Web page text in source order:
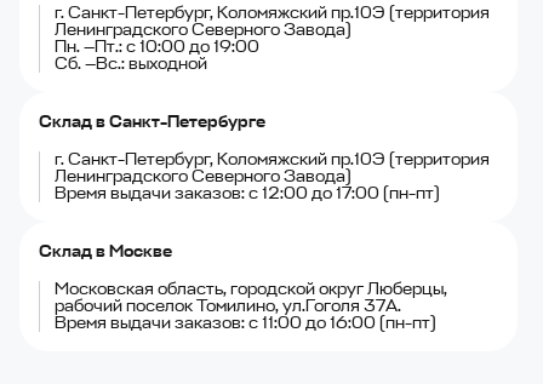
г. Санкт-Петербург, Коломяжский пр.10Э (территория
Ленинградского Северного Завода)
Пн. —Пт.: с 10:00 до 19:00
Сб. —Вс.: выходной
Склад в Санкт-Петербурге
г. Санкт-Петербург, Коломяжский пр.10Э (территория
Ленинградского Северного Завода)
Время выдачи заказов: с 12:00 до 17:00 (пн-пт)
Склад в Москве
Московская область, городской округ Люберцы,
рабочий поселок Томилино, ул.Гоголя 37А.
Время выдачи заказов: с 11:00 до 16:00 (пн-пт)